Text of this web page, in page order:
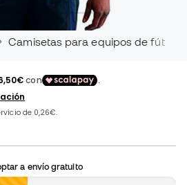
Camisetas para equipos de fútbol
a envío gratuito